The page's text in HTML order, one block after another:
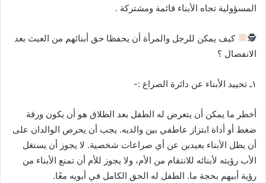
المسؤولية تجاه الأبناء قائمة ومشتركة .
🕵
كيف يمكن للرجل والمرأة أن يحفظا حق أبنائهم من العبث بعد
الانفصال ؟
١ـ تحييد الأبناء عن دائرة الصراع :-
أخطر ما يمكن أن يتعرض له الطفل بعد الطلاق هو أن يكون ورقة
ضغط أو أداة ابتزاز عاطفي بين والديه. يجب أن يحرص الوالدان على
أن يظل الأبناء بعيدين عن أي صراعات شخصية. لا يجوز أن يستغل
الأب رؤيته لأبنائه للانتقام من الأم، ولا يجوز للأم أن تمنع الأبناء من
رؤية أبيهم بحجة ما. الطفل له الحق الكامل في أبويه معًا.